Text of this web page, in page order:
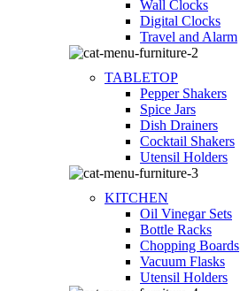
Wall Clocks
Digital Clocks
Travel and Alarm
TABLETOP
Pepper Shakers
Spice Jars
Dish Drainers
Сocktail Shakers
Utensil Holders
KITCHEN
Oil Vinegar Sets
Bottle Racks
Chopping Boards
Vacuum Flasks
Utensil Holders